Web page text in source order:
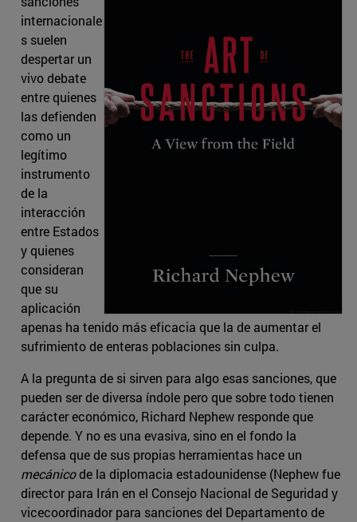
internacionale
s suelen
despertar un
vivo debate
entre quienes
las defienden
como un
legítimo
instrumento
de la
interacción
entre Estados
y quienes
consideran
que su
aplicación
apenas ha tenido más eficacia que la de aumentar el
sufrimiento de enteras poblaciones sin culpa.
A la pregunta de si sirven para algo esas sanciones, que
pueden ser de diversa índole pero que sobre todo tienen
carácter económico, Richard Nephew responde que
depende. Y no es una evasiva, sino en el fondo la
defensa que de sus propias herramientas hace un
mecánicode la diplomacia estadounidense (Nephew fue
director para Irán en el Consejo Nacional de Seguridad y
vicecoordinador para sanciones del Departamento de